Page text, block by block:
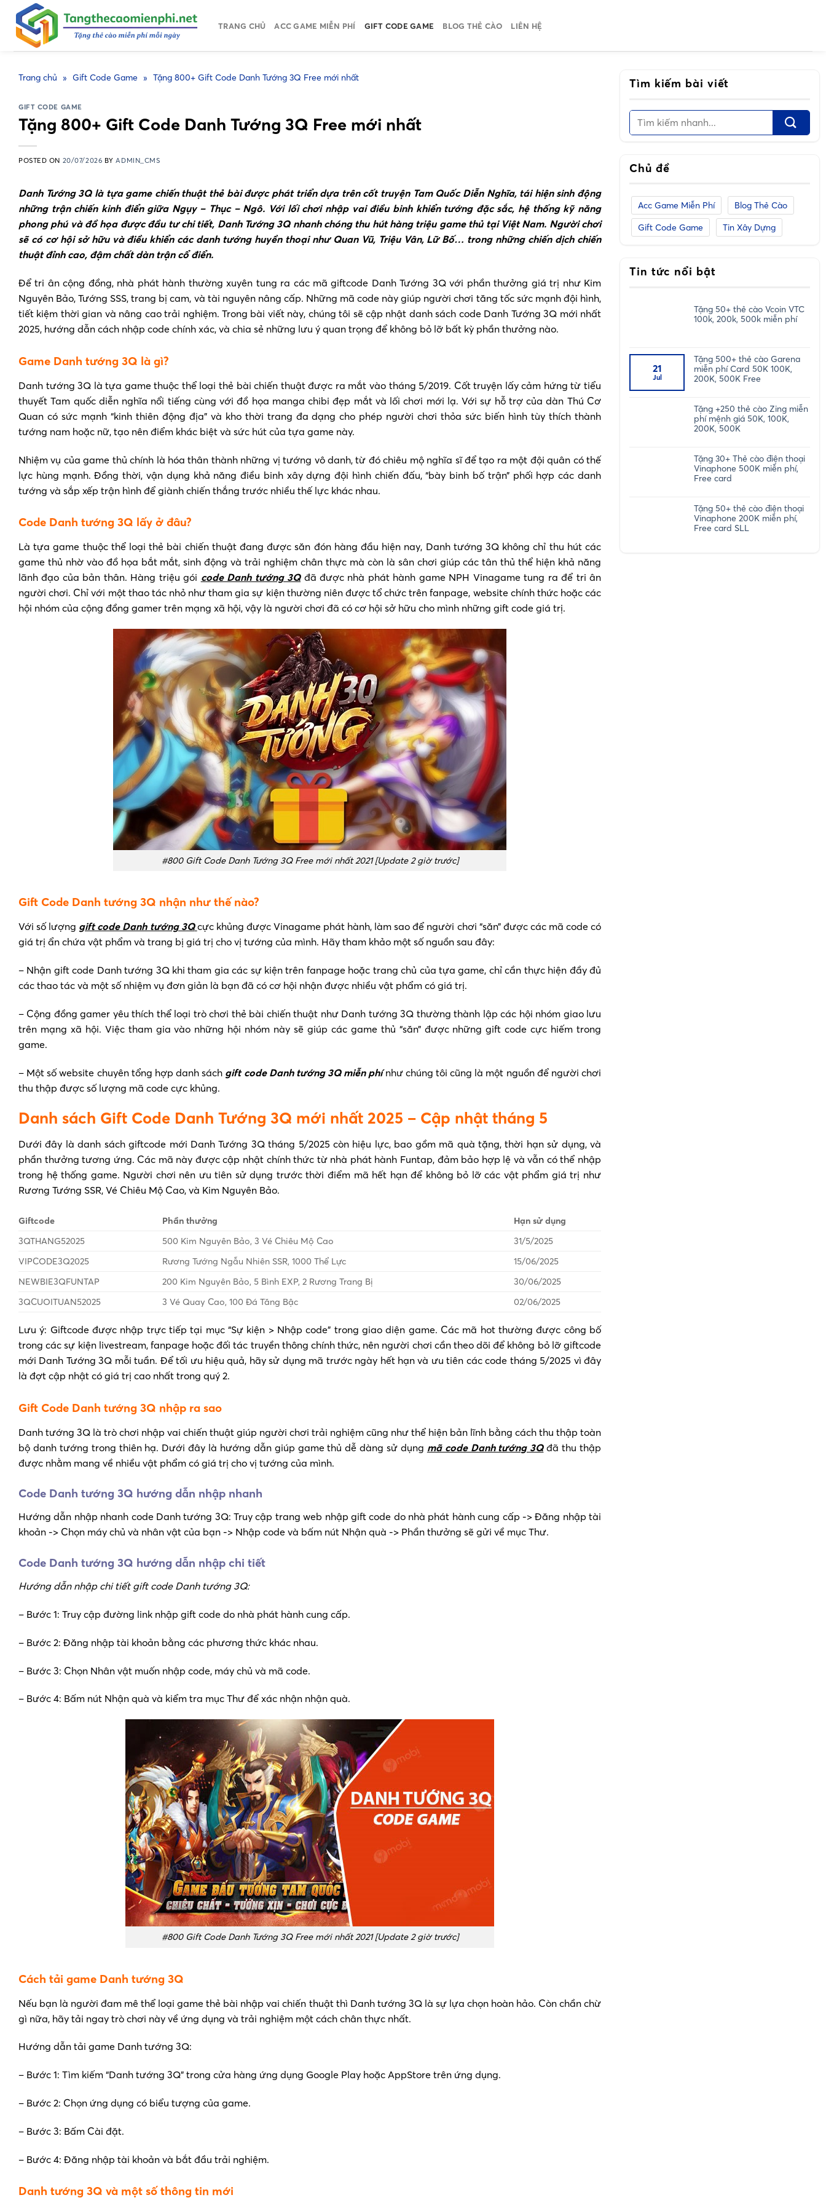
content
TRANG CHỦ ACC GAME MIỄN PHÍ GIFT CODE GAME BLOG THẺ CÀO LIÊN HỆ
Trang chủ » Gift Code Game » Tặng 800+ Gift Code Danh Tướng 3Q Free mới nhất
GIFT CODE GAME
Tặng 800+ Gift Code Danh Tướng 3Q Free mới nhất
POSTED ON 20/07/2026 BYADMIN_CMS
Danh Tướng 3Q là tựa game chiến thuật thẻ bài được phát triển dựa trên cốt truyện Tam Quốc Diễn Nghĩa, tái hiện sinh động
những trận chiến kinh điển giữa Ngụy – Thục – Ngô. Với lối chơi nhập vai điều binh khiển tướng đặc sắc, hệ thống kỹ năng
phong phú và đồ họa được đầu tư chi tiết, Danh Tướng 3Q nhanh chóng thu hút hàng triệu game thủ tại Việt Nam. Người chơi
sẽ có cơ hội sở hữu và điều khiển các danh tướng huyền thoại như Quan Vũ, Triệu Vân, Lữ Bố… trong những chiến dịch chiến
thuật đỉnh cao, đậm chất dàn trận cổ điển.
Để tri ân cộng đồng, nhà phát hành thường xuyên tung ra các mã giftcode Danh Tướng 3Q với phần thưởng giá trị như Kim
Nguyên Bảo, Tướng SSS, trang bị cam, và tài nguyên nâng cấp. Những mã code này giúp người chơi tăng tốc sức mạnh đội hình,
tiết kiệm thời gian và nâng cao trải nghiệm. Trong bài viết này, chúng tôi sẽ cập nhật danh sách code Danh Tướng 3Q mới nhất
2025, hướng dẫn cách nhập code chính xác, và chia sẻ những lưu ý quan trọng để không bỏ lỡ bất kỳ phần thưởng nào.
Game Danh tướng 3Q là gì?
Danh tướng 3Q là tựa game thuộc thể loại thẻ bài chiến thuật được ra mắt vào tháng 5/2019. Cốt truyện lấy cảm hứng từ tiểu
thuyết Tam quốc diễn nghĩa nổi tiếng cùng với đồ họa manga chibi đẹp mắt và lối chơi mới lạ. Với sự hỗ trợ của dàn Thú Cơ
Quan có sức mạnh “kinh thiên động địa” và kho thời trang đa dạng cho phép người chơi thỏa sức biến hình tùy thích thành
tướng nam hoặc nữ, tạo nên điểm khác biệt và sức hút của tựa game này.
Nhiệm vụ của game thủ chính là hóa thân thành những vị tướng vô danh, từ đó chiêu mộ nghĩa sĩ để tạo ra một đội quân có thế
lực hùng mạnh. Đồng thời, vận dụng khả năng điều binh xây dựng đội hình chiến đấu, “bày binh bố trận” phối hợp các danh
tướng và sắp xếp trận hình để giành chiến thắng trước nhiều thế lực khác nhau.
Code Danh tướng 3Q lấy ở đâu?
Là tựa game thuộc thể loại thẻ bài chiến thuật đang được săn đón hàng đầu hiện nay, Danh tướng 3Q không chỉ thu hút các
game thủ nhờ vào đồ họa bắt mắt, sinh động và trải nghiệm chân thực mà còn là sân chơi giúp các tân thủ thể hiện khả năng
lãnh đạo của bản thân. Hàng triệu gói code Danh tướng 3Qđã được nhà phát hành game NPH Vinagame tung ra để tri ân
người chơi. Chỉ với một thao tác nhỏ như tham gia sự kiện thường niên được tổ chức trên fanpage, website chính thức hoặc các
hội nhóm của cộng đồng gamer trên mạng xã hội, vậy là người chơi đã có cơ hội sở hữu cho mình những gift code giá trị.
#800 Gift Code Danh Tướng 3Q Free mới nhất 2021 [Update 2 giờ trước]
Gift Code Danh tướng 3Q nhận như thế nào?
Với số lượng gift code Danh tướng 3Q cực khủng được Vinagame phát hành, làm sao để người chơi “săn” được các mã code có
giá trị ẩn chứa vật phẩm và trang bị giá trị cho vị tướng của mình. Hãy tham khảo một số nguồn sau đây:
– Nhận gift code Danh tướng 3Q khi tham gia các sự kiện trên fanpage hoặc trang chủ của tựa game, chỉ cần thực hiện đầy đủ
các thao tác và một số nhiệm vụ đơn giản là bạn đã có cơ hội nhận được nhiều vật phẩm có giá trị.
– Cộng đồng gamer yêu thích thể loại trò chơi thẻ bài chiến thuật như Danh tướng 3Q thường thành lập các hội nhóm giao lưu
trên mạng xã hội. Việc tham gia vào những hội nhóm này sẽ giúp các game thủ “săn” được những gift code cực hiếm trong
game.
– Một số website chuyên tổng hợp danh sách gift code Danh tướng 3Q miễn phínhư chúng tôi cũng là một nguồn để người chơi
thu thập được số lượng mã code cực khủng.
Danh sách Gift Code Danh Tướng 3Q mới nhất 2025 – Cập nhật tháng 5
Dưới đây là danh sách giftcode mới Danh Tướng 3Q tháng 5/2025 còn hiệu lực, bao gồm mã quà tặng, thời hạn sử dụng, và
phần thưởng tương ứng. Các mã này được cập nhật chính thức từ nhà phát hành Funtap, đảm bảo hợp lệ và vẫn có thể nhập
trong hệ thống game. Người chơi nên ưu tiên sử dụng trước thời điểm mã hết hạn để không bỏ lỡ các vật phẩm giá trị như
Rương Tướng SSR, Vé Chiêu Mộ Cao, và Kim Nguyên Bảo.
Giftcode Phần thưởng
Hạn sử dụng
3QTHANG52025
500 Kim Nguyên Bảo, 3 Vé Chiêu Mộ Cao
31/5/2025
VIPCODE3Q2025
Rương Tướng Ngẫu Nhiên SSR, 1000 Thể Lực
15/06/2025
NEWBIE3QFUNTAP
200 Kim Nguyên Bảo, 5 Bình EXP, 2 Rương Trang Bị
30/06/2025
3QCUOITUAN52025
3 Vé Quay Cao, 100 Đá Tăng Bậc 02/06/2025
Lưu ý: Giftcode được nhập trực tiếp tại mục “Sự kiện > Nhập code” trong giao diện game. Các mã hot thường được công bố
trong các sự kiện livestream, fanpage hoặc đối tác truyền thông chính thức, nên người chơi cần theo dõi để không bỏ lỡ giftcode
mới Danh Tướng 3Q mỗi tuần. Để tối ưu hiệu quả, hãy sử dụng mã trước ngày hết hạn và ưu tiên các code tháng 5/2025 vì đây
là đợt cập nhật có giá trị cao nhất trong quý 2.
Gift Code Danh tướng 3Q nhập ra sao
Danh tướng 3Q là trò chơi nhập vai chiến thuật giúp người chơi trải nghiệm cũng như thể hiện bản lĩnh bằng cách thu thập toàn
bộ danh tướng trong thiên hạ. Dưới đây là hướng dẫn giúp game thủ dễ dàng sử dụng mã code Danh tướng 3Qđã thu thập
được nhằm mang về nhiều vật phẩm có giá trị cho vị tướng của mình.
Code Danh tướng 3Q hướng dẫn nhập nhanh
Hướng dẫn nhập nhanh code Danh tướng 3Q: Truy cập trang web nhập gift code do nhà phát hành cung cấp -> Đăng nhập tài
khoản -> Chọn máy chủ và nhân vật của bạn -> Nhập code và bấm nút Nhận quà -> Phần thưởng sẽ gửi về mục Thư.
Code Danh tướng 3Q hướng dẫn nhập chi tiết
Hướng dẫn nhập chi tiết gift code Danh tướng 3Q:
– Bước 1: Truy cập đường link nhập gift code do nhà phát hành cung cấp.
– Bước 2: Đăng nhập tài khoản bằng các phương thức khác nhau.
– Bước 3: Chọn Nhân vật muốn nhập code, máy chủ và mã code.
– Bước 4: Bấm nút Nhận quà và kiểm tra mục Thư để xác nhận nhận quà.
#800 Gift Code Danh Tướng 3Q Free mới nhất 2021 [Update 2 giờ trước]
Cách tải game Danh tướng 3Q
Nếu bạn là người đam mê thể loại game thẻ bài nhập vai chiến thuật thì Danh tướng 3Q là sự lựa chọn hoàn hảo. Còn chần chừ
gì nữa, hãy tải ngay trò chơi này về ứng dụng và trải nghiệm một cách chân thực nhất.
Hướng dẫn tải game Danh tướng 3Q:
– Bước 1: Tìm kiếm “Danh tướng 3Q” trong cửa hàng ứng dụng Google Play hoặc AppStore trên ứng dụng.
– Bước 2: Chọn ứng dụng có biểu tượng của game.
– Bước 3: Bấm Cài đặt.
– Bước 4: Đăng nhập tài khoản và bắt đầu trải nghiệm.
Danh tướng 3Q và một số thông tin mới
Tìm kiếm bài viết
Chủ đề
Acc Game Miễn Phí
Blog Thẻ Cào
Gift Code Game
Tin Xây Dựng
Tin tức nổi bật
Tặng 50+ thẻ cào Vcoin VTC
100k, 200k, 500k miễn phí
21
Jul
Tặng 500+ thẻ cào Garena
miễn phí Card 50K 100K,
200K, 500K Free
Tặng +250 thẻ cào Zing miễn
phí mệnh giá 50K, 100K,
200K, 500K
Tặng 30+ Thẻ cào điện thoại
Vinaphone 500K miễn phí,
Free card
Tặng 50+ thẻ cào điện thoại
Vinaphone 200K miễn phí,
Free card SLL